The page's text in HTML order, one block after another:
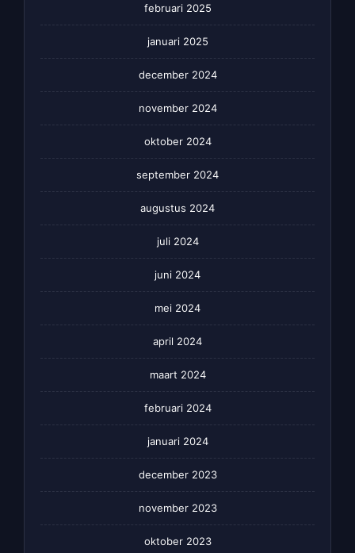
februari 2025
januari 2025
december 2024
november 2024
oktober 2024
september 2024
augustus 2024
juli 2024
juni 2024
mei 2024
april 2024
maart 2024
februari 2024
januari 2024
december 2023
november 2023
oktober 2023